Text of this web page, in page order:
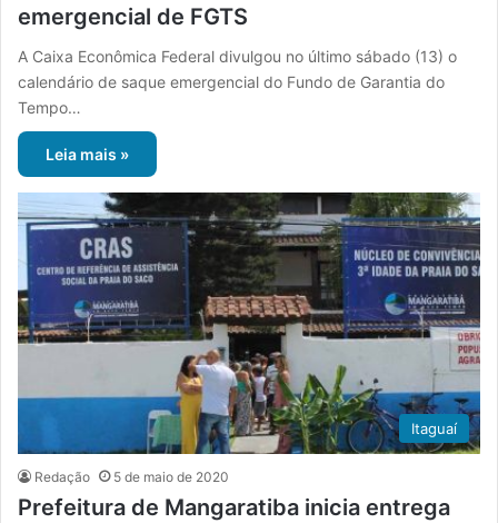
emergencial de FGTS
A Caixa Econômica Federal divulgou no último sábado (13) o
calendário de saque emergencial do Fundo de Garantia do
Tempo…
Leia mais »
Itaguaí
Redação 5 de maio de 2020
Prefeitura de Mangaratiba inicia entrega